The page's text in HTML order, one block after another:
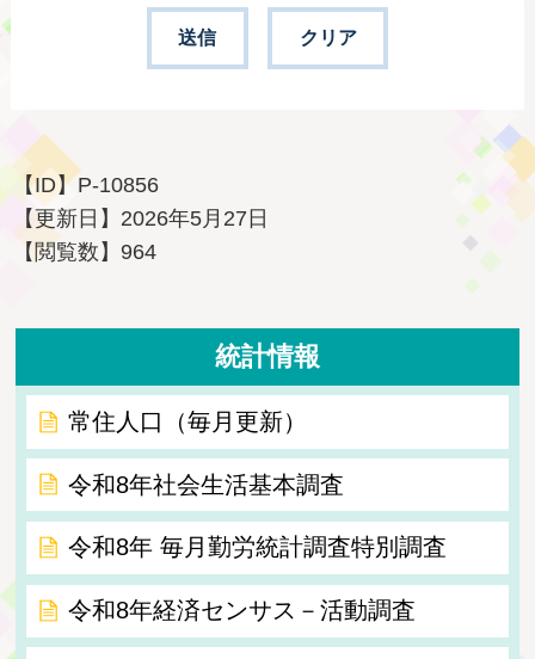
【ID】P-10856
【更新日】 2026年5月27日
【閲覧数】 964
統計情報
常住人口（毎月更新）
令和8年社会生活基本調査
令和8年 毎月勤労統計調査特別調査
令和8年経済センサス－活動調査